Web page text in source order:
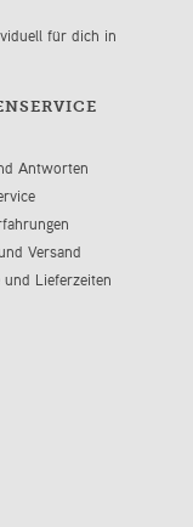
für dich in
Antworten
Versand
Lieferzeiten